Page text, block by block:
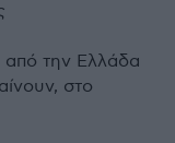
από την Ελλάδα
στο